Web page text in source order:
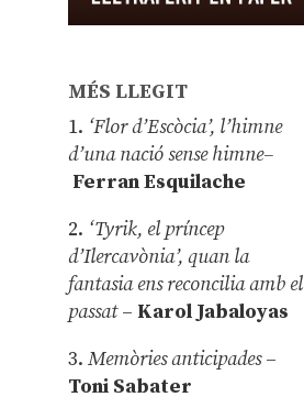
MÉS LLEGIT
1. ‘Flor d’Escòcia’, l’himne
d’una nació sense himne–
Ferran Esquilache
2. ‘Tyrik, el príncep
d’Ilercavònia’, quan la
fantasia ens reconcilia amb el
passat– Karol Jabaloyas
3.Memòries anticipades–
Toni Sabater